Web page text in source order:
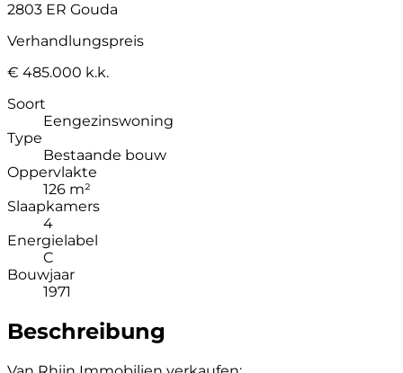
2803 ER Gouda
Verhandlungspreis
€ 485.000 k.k.
Soort
Eengezinswoning
Type
Bestaande bouw
Oppervlakte
126 m²
Slaapkamers
4
Energielabel
C
Bouwjaar
1971
Beschreibung